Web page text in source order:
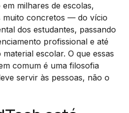
milhares de escolas,
muito concretos — do vício
dos estudantes, passando
profissional e até
escolar. O que essas
comum é uma filosofia
servir às pessoas, não o